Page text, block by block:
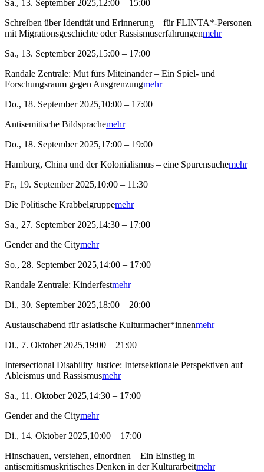
Sa., 13. September 2025,12:00 – 15:00
Schreiben über Identität und Erinnerung – für FLINTA*-Personen
mit Migrationsgeschichte oder Rassismuserfahrungenmehr
Sa., 13. September 2025,15:00 – 17:00
Randale Zentrale: Mut fürs Miteinander – Ein Spiel- und
Forschungsraum gegen Ausgrenzungmehr
Do., 18. September 2025,10:00 – 17:00
Antisemitische Bildsprachemehr
Do., 18. September 2025,17:00 – 19:00
Hamburg, China und der Kolonialismus – eine Spurensuchemehr
Fr., 19. September 2025,10:00 – 11:30
Die Politische Krabbelgruppemehr
Sa., 27. September 2025,14:30 – 17:00
Gender and the Citymehr
So., 28. September 2025,14:00 – 17:00
Randale Zentrale: Kinderfestmehr
Di., 30. September 2025,18:00 – 20:00
Austauschabend für asiatische Kulturmacher*innenmehr
Di., 7. Oktober 2025,19:00 – 21:00
Intersectional Disability Justice: Intersektionale Perspektiven auf
Ableismus und Rassismusmehr
Sa., 11. Oktober 2025,14:30 – 17:00
Gender and the Citymehr
Di., 14. Oktober 2025,10:00 – 17:00
Hinschauen, verstehen, einordnen – Ein Einstieg in
antisemitismuskritisches Denken in der Kulturarbeitmehr